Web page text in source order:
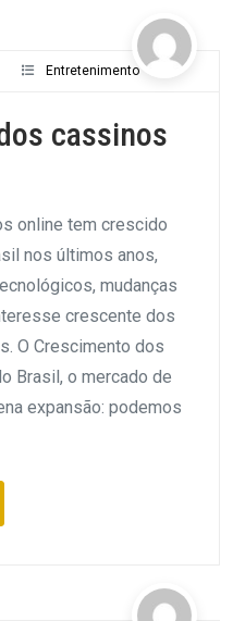
Entretenimento
cassinos
online tem crescido
nos últimos anos,
mudanças
crescente dos
O Crescimento dos
Brasil, o mercado de
expansão: podemos